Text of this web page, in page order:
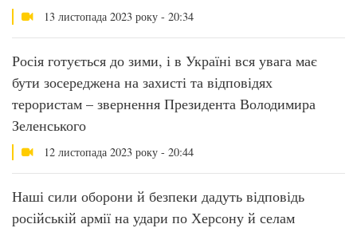
13 листопада 2023 року - 20:34
Росія готується до зими, і в Україні вся увага має
бути зосереджена на захисті та відповідях
терористам – звернення Президента Володимира
Зеленського
12 листопада 2023 року - 20:44
Наші сили оборони й безпеки дадуть відповідь
російській армії на удари по Херсону й селам